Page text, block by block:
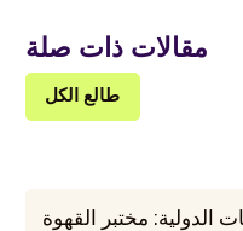
مقالات ذات صلة
طالع الكل
الدولية: مختبر القهوة